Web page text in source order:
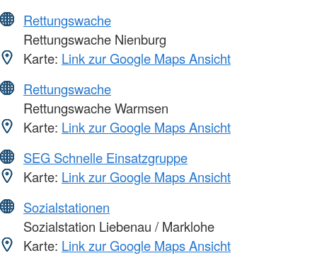
Rettungswache
Rettungswache Nienburg
Karte: Link zur Google Maps Ansicht
Rettungswache
Rettungswache Warmsen
Karte: Link zur Google Maps Ansicht
SEG Schnelle Einsatzgruppe
Karte: Link zur Google Maps Ansicht
Sozialstationen
Sozialstation Liebenau / Marklohe
Karte: Link zur Google Maps Ansicht